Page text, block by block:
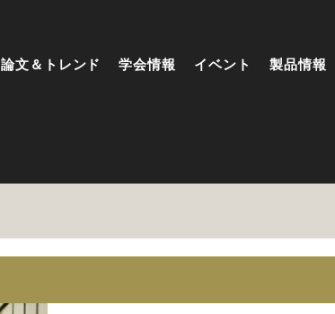
論文＆トレンド 学会情報 イベント 製品情報